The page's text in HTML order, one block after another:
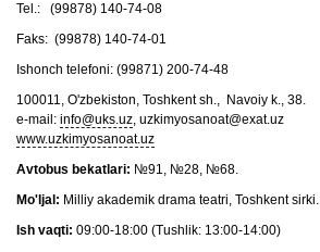
Tel.: (99878) 140-74-08
Faks: (99878) 140-74-01
Ishonch telefoni: (99871) 200-74-48
100011, O'zbekiston, Toshkent sh., Navoiy k., 38.
e-mail: info@uks.uz, uzkimyosanoat@exat.uz
www.uzkimyosanoat.uz
Avtobus bekatlari: №91, №28, №68.
Mo'ljal: Milliy akademik drama teatri, Toshkent sirki.
Ish vaqti: 09:00-18:00 (Tushlik: 13:00-14:00)